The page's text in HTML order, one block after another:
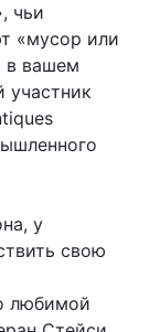
чьи
«мусор или
в вашем
участник
у
свою
любимой